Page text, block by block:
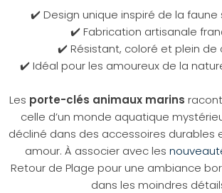
✔️ Design unique inspiré de la
✔️ Fabrication artisanale
✔️ Résistant, coloré et plein de
✔️ Idéal pour les amoureux de la
Les porte-clés animaux marins
celle d’un monde aquatique
décliné dans des accessoires durables
amour. À associer avec les
Retour de Plage pour une ambiance
dans les moindres